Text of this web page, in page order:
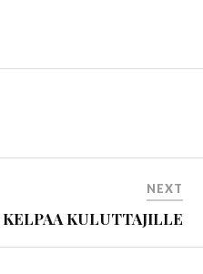
NEXT
KULUTTAJILLE